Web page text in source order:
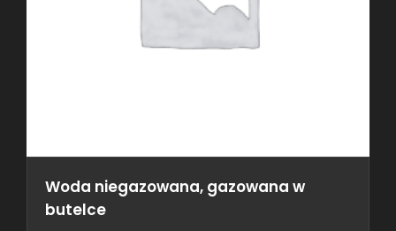
Woda niegazowana, gazowana w
butelce